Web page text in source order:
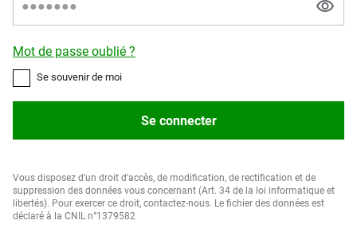
Mot de passe oublié ?
Se souvenir de moi
Se connecter
Vous disposez d’un droit d’accès, de modification, de rectification et de
suppression des données vous concernant (Art. 34 de la loi informatique et
libertés). Pour exercer ce droit, contactez-nous. Le fichier des données est
déclaré à la CNIL n°1379582